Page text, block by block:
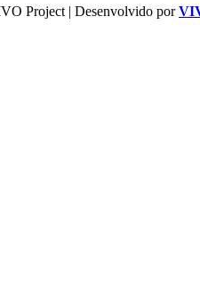
Project | Desenvolvido por